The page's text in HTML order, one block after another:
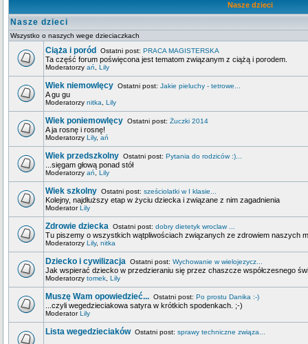
Nasze dzieci
Nasze dzieci
Wszystko o naszych wege dzieciaczkach
Ciąża i poród Ostatni post: PRACA MAGISTERSKA
Ta część forum poświęcona jest tematom związanym z ciążą i porodem.
Moderatorzy ań Lily
Wiek niemowlęcy Ostatni post: Jakie pieluchy - tetrowe...
A gu gu
Moderatorzy nitka Lily
Wiek poniemowlęcy Ostatni post: Żuczki 2014
A ja rosnę i rosnę!
Moderatorzy Lily, ań
Wiek przedszkolny Ostatni post: Pytania do rodziców :)...
...sięgam głową ponad stół
Moderatorzy ań Lily
Wiek szkolny Ostatni post: sześciolatki w I klasie...
Kolejny, najdłuższy etap w życiu dziecka i związane z nim zagadnienia
ModeratorLily
Zdrowie dziecka Ostatni post: dobry dietetyk wroclaw ...
Tu piszemy o wszystkich wątpliwościach związanych ze zdrowiem naszych
Moderatorzy Lily, nitka
Dziecko i cywilizacja Ostatni post: Wychowanie w wielojezycz...
Jak wspierać dziecko w przedzieraniu się przez chaszcze współczesnego
Moderatorzy tomek Lily
Muszę Wam opowiedzieć... Ostatni post: Po prostu Danika :-)
...czyli wegedzieciakowa satyra w krótkich spodenkach. ;-)
ModeratorLily
Lista wegedzieciakówOstatni post: sprawy techniczne związa...